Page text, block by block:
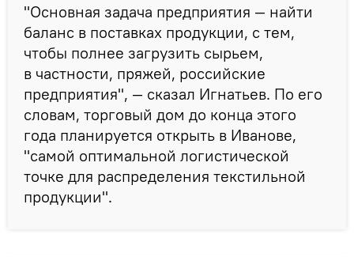
"Основная задача предприятия — найти
баланс в поставках продукции, с тем,
чтобы полнее загрузить сырьем,
в частности, пряжей, российские
предприятия", — сказал Игнатьев. По его
словам, торговый дом до конца этого
года планируется открыть в Иванове,
"самой оптимальной логистической
точке для распределения текстильной
продукции".